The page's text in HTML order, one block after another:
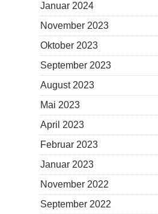
Januar 2024
November 2023
Oktober 2023
September 2023
August 2023
Mai 2023
April 2023
Februar 2023
Januar 2023
November 2022
September 2022